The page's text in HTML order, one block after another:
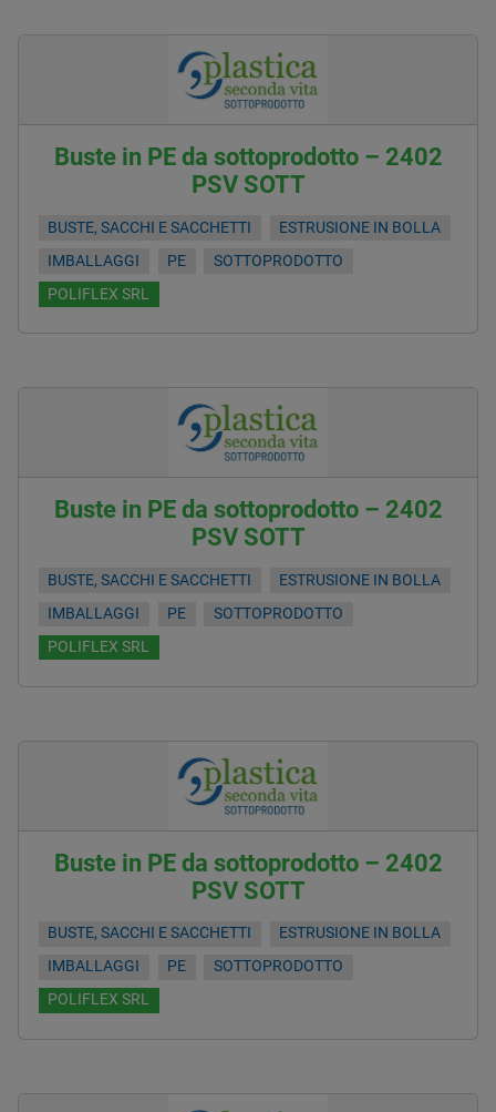
Buste in PE da sottoprodotto – 2402
PSV SOTT
BUSTE, SACCHI E SACCHETTI
ESTRUSIONE IN BOLLA
IMBALLAGGI
PE
SOTTOPRODOTTO
POLIFLEX SRL
Buste in PE da sottoprodotto – 2402
PSV SOTT
BUSTE, SACCHI E SACCHETTI
ESTRUSIONE IN BOLLA
IMBALLAGGI
PE
SOTTOPRODOTTO
POLIFLEX SRL
Buste in PE da sottoprodotto – 2402
PSV SOTT
BUSTE, SACCHI E SACCHETTI
ESTRUSIONE IN BOLLA
IMBALLAGGI
PE
SOTTOPRODOTTO
POLIFLEX SRL